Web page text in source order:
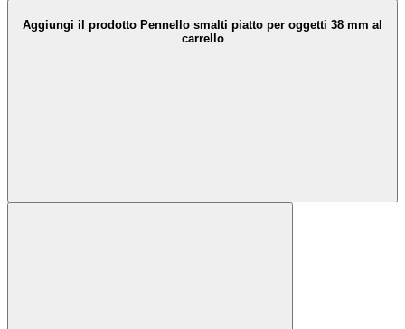
Aggiungi il prodotto Pennello smalti piatto per oggetti 38 mm al
carrello